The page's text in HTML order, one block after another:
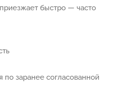
быстро — часто
заранее согласованной